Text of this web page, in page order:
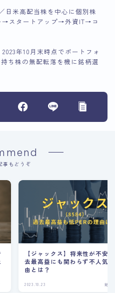
日米高配当株を中心に個別株
→スタートアップ→外資IT→コ
年10月末時点でポートフォ
ち株の無配転落を機に銘柄選
事もどうぞ
【ジャックス】将来性が不安
去最高益にも関わらず不人気
由とは？
2023.10.23 銘柄